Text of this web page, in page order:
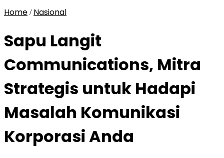
Home / Nasional
Sapu Langit
Communications, Mitra
Strategis untuk Hadapi
Masalah Komunikasi
Korporasi Anda